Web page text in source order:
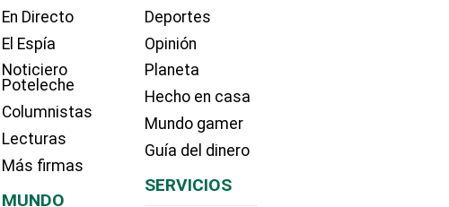
En Directo
El Espía
Noticiero
Poteleche
Columnistas
Lecturas
Más firmas
MUNDO
Deportes
Opinión
Planeta
Hecho en casa
Mundo gamer
Guía del dinero
SERVICIOS